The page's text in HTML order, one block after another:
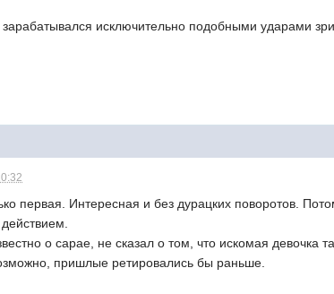
исключительно подобными ударами
первая. Интересная и без дурацких поворотов.
о сарае, не сказал о том, что искомая
пришлые ретировались бы раньше.